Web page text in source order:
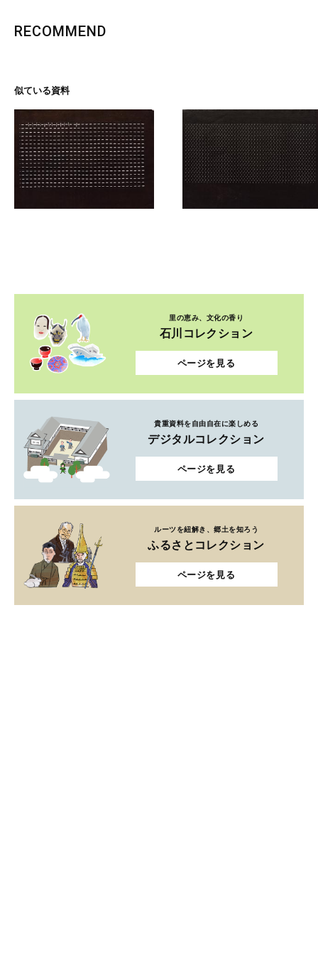
RECOMMEND
似ている資料
里の恵み、文化の香り
石川コレクション
ページを見る
貴重資料を自由自在に楽しめる
デジタルコレクション
ページを見る
ルーツを紐解き、郷土を知ろう
ふるさとコレクション
ページを見る